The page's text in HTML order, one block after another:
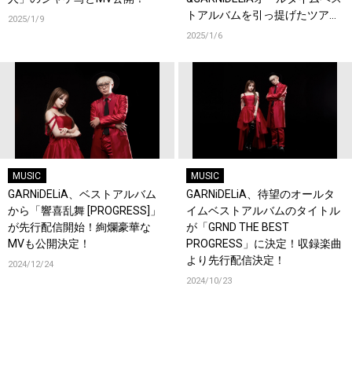
2025/1/9
トアルバムを引っ提げたツアー
を発表！
2025/1/6
MUSIC
GARNiDELiA、ベストアルバム
から「響喜乱舞 [PROGRESS]」
が先行配信開始！絢爛豪華な
MVも公開決定！
2024/12/24
MUSIC
GARNiDELiA、待望のオールタ
イムベストアルバムのタイトル
が「GRND THE BEST
PROGRESS」に決定！収録楽曲
より先行配信決定！
2024/10/23